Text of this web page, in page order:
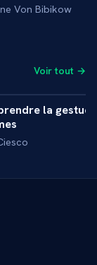
Von Bibikow
Voir tout →
la